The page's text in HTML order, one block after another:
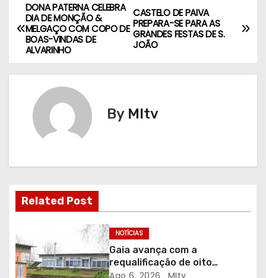
N
a
ç
ã
o
d
e
CASTELO DE PAIVA
PREPARA-SE PARA AS
GRANDES FESTAS DE S.
JOÃO
DONA PATERNA CELEBRA
DIA DE MONÇÃO &
MELGAÇO COM COPO DE
BOAS-VINDAS DE
ALVARINHO
By MItv
Related Post
NOTÍCIAS
Gaia avança com a
requalificação de oito
escolas prioritárias
Ago 6, 2026 MItv